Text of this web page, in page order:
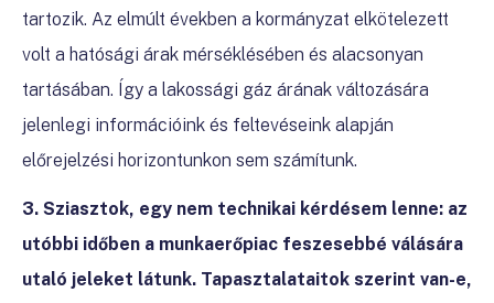
tartozik. Az elmúlt években a kormányzat elkötelezett
volt a hatósági árak mérséklésében és alacsonyan
tartásában. Így a lakossági gáz árának változására
jelenlegi információink és feltevéseink alapján
előrejelzési horizontunkon sem számítunk.
3. Sziasztok, egy nem technikai kérdésem lenne: az
utóbbi időben a munkaerőpiac feszesebbé válására
utaló jeleket látunk. Tapasztalataitok szerint van-e,